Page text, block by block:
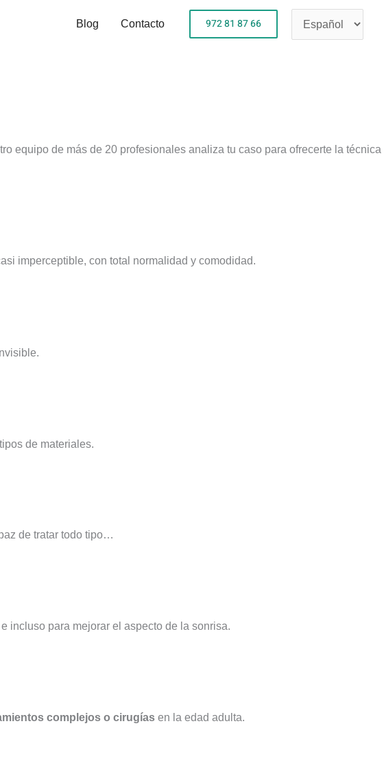
Blog Contacto 972 81 87 66
Elegir
equipo de más de 20 profesionales analiza tu caso para ofrecerte la técnica
imperceptible, con total normalidad y comodidad.
de materiales.
de tratar todo tipo…
incluso para mejorar el aspecto de la sonrisa.
complejos o cirugías en la edad adulta.